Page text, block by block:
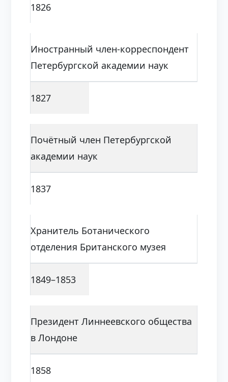
1826
Иностранный член-корреспондент
Петербургской академии наук
1827
Почётный член Петербургской
академии наук
1837
Хранитель Ботанического
отделения Британского музея
1849–1853
Президент Линнеевского общества
в Лондоне
1858